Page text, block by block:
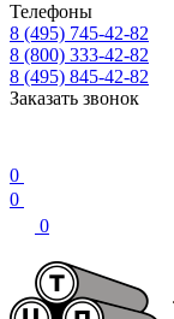
Телефоны
8 (495) 745-42-82
8 (800) 333-42-82
8 (495) 845-42-82
Заказать звонок
0
0
0